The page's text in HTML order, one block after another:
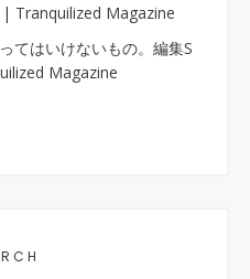
Tranquilized Magazine
てはいけないもの。編集S
Magazine